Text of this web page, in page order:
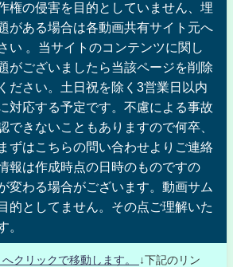
権の侵害を目的としていません、埋
がある場合は各動画共有サイト元へ
い 。当サイトのコンテンツに関し
がございましたら当該ページを削除
ださい。土日祝を除く3営業日以内
対応する予定です。不慮による事故
できないこともありますので何卒、
ずはこちらの問い合わせよりご連絡
報は作成時点の日時のものですの
変わる場合がございます。動画サム
的としてません。その点ご理解いた
。
クリックで移動します。
↓下記のリン